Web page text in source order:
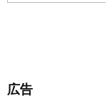
広告